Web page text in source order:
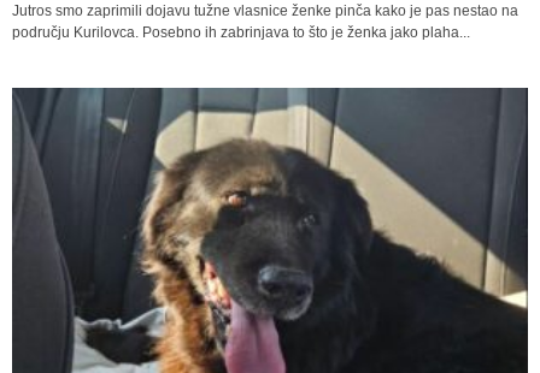
Jutros smo zaprimili dojavu tužne vlasnice ženke pinča kako je pas nestao na
području Kurilovca. Posebno ih zabrinjava to što je ženka jako plaha...